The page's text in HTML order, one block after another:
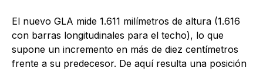
El nuevo GLA mide 1.611 milímetros de altura (1.616
con barras longitudinales para el techo), lo que
supone un incremento en más de diez centímetros
frente a su predecesor. De aquí resulta una posición